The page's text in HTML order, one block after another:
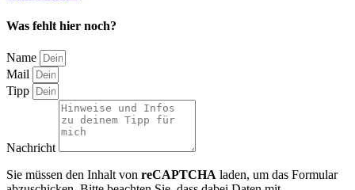
Was fehlt hier noch?
Name
Mail
Tipp
Nachricht
Sie müssen den Inhalt von reCAPTCHA laden, um das Formular